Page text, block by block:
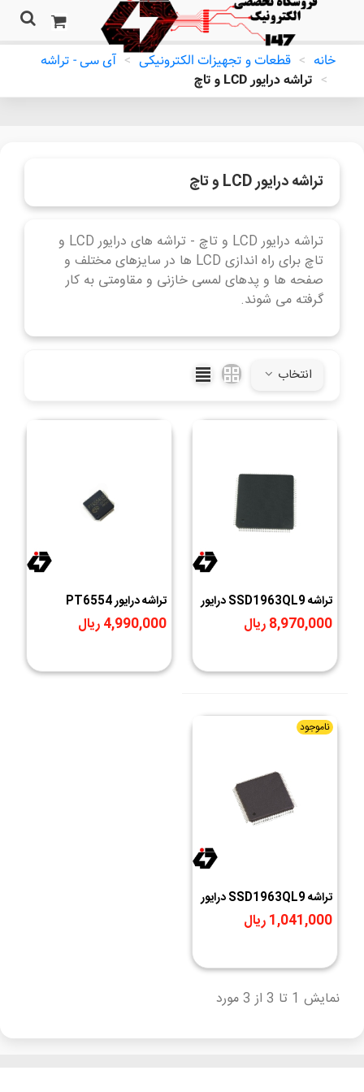
خانه > قطعات و تجهیزات الکترونیکی > آی سی - تراشه
> تراشه درایور LCD و تاچ
تراشه درایور LCD و تاچ
تراشه درایور LCD و تاچ - تراشه های درایور LCD و
تاچ برای راه اندازی LCD ها در سایزهای مختلف و
صفحه ها و پدهای لمسی خازنی و مقاومتی به کار
گرفته می شوند.
انتخاب
تراشه SSD1963QL9 درایور
LQFP-128 (دمونتاژ)
8,970,000 ریال
تراشه درایور PT6554
4,990,000 ریال
ناموجود
تراشه SSD1963QL9 درایور
LQFP-128
1,041,000 ریال
نمایش 1 تا 3 از 3 مورد